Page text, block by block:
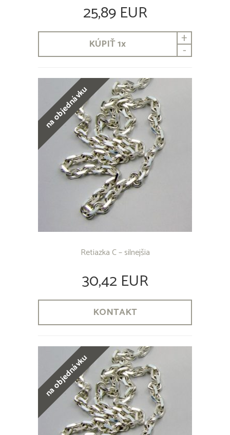
25,89 EUR
KÚPIŤ1x +
-
na objednávku
Retiazka C – silnejšia
30,42 EUR
KONTAKT
na objednávku